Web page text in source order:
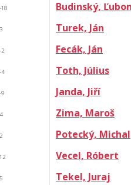
-18 Budinský,
3 Turek, Ján
-2 Fecák, Ján
-4 Toth, Július
-9 Janda, Jiří
4 Zima, Maroš
2 Potecký, Michal
12 Vecel, Róbert
5 Tekel, Juraj